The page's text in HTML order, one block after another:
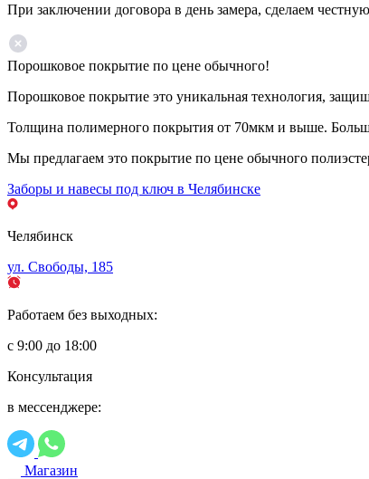
При заключении договора в день замера, сделаем
Порошковое покрытие по цене обычного!
Порошковое покрытие это уникальная технология,
Толщина полимерного покрытия от 70мкм и выше.
Мы предлагаем это покрытие по цене обычного
Заборы и навесы под ключ в Челябинске
Челябинск
ул. Свободы, 185
Работаем без выходных:
с 9:00 до 18:00
Консультация
в мессенджере:
Магазин